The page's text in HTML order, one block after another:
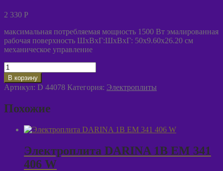
2 330 P
максимальная потребляемая мощность 1500 Вт эмалированная
рабочая поверхность ШхВхГ:ШхВхГ: 50х9.60х26.20 см
механическое управление
Количество
товара
Электрическая
плита
EN-
В корзину
Артикул: D 44078 Категория: Электроплиты
Похожие
Электроплита DARINA 1B EM 341
406 W